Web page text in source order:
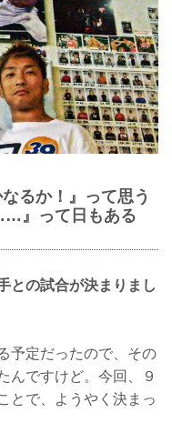
るか！』って思う
』って日もある
の試合が決まりまし
予定だったので、その
んですけど。今回、９
とで、ようやく決まっ